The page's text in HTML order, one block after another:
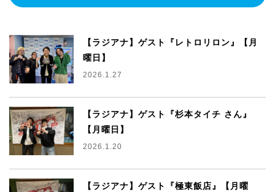
【ラジアナ】ゲスト『レトロリロン』【月
曜日】
2026.1.27
【ラジアナ】ゲスト『杉本タイチ さん』
【月曜日】
2026.1.20
【ラジアナ】ゲスト『極東飯店』【月曜